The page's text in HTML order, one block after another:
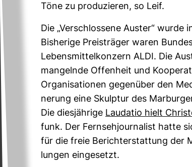
Töne zu pro­du­zieren, so Leif.
Die „Ver­schlos­sene Auster“
Bis­he­rige Preis­träger waren
Lebens­mit­tel­kon­zern ALDI. Die
man­gelnde Offen­heit und
Orga­ni­sa­tionen gegen­über den
ne­rung eine Skulptur des
Die dies­jäh­rige Lau­datio hielt
funk. Der Fern­seh­jour­na­list hatte
für die freie Bericht­erstat­tung der
lungen ein­ge­setzt.